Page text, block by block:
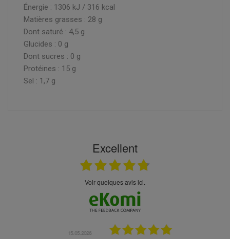
Énergie : 1306 kJ / 316 kcal
Matières grasses : 28 g
Dont saturé : 4,5 g
Glucides : 0 g
Dont sucres : 0 g
Protéines : 15 g
Sel : 1,7 g
Excellent
Voir quelques avis ici.
23.04.2026